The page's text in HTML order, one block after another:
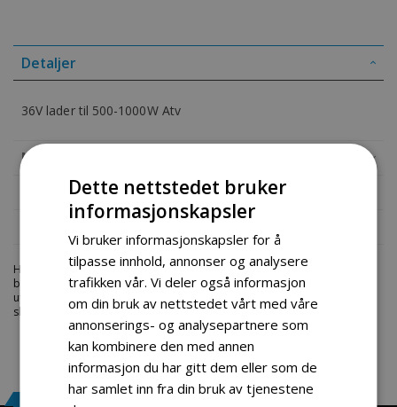
Detaljer
36V lader til 500-1000W Atv
Mer informasjon
Produktomtaler
Hos engrosservice.no får du kjøpt36v lader til 500w atvtil markedets
beste priser. Bestill enatv-deler i dag fra Engros Service. Vi har et stort
utvalg av produkter innen: Hjem, sport og fritids segmentet. Velkommen
skal du være.
Dette nettstedet bruker
informasjonskapsler
Vi bruker informasjonskapsler for å
tilpasse innhold, annonser og analysere
trafikken vår. Vi deler også informasjon
om din bruk av nettstedet vårt med våre
annonserings- og analysepartnere som
kan kombinere den med annen
informasjon du har gitt dem eller som de
har samlet inn fra din bruk av tjenestene